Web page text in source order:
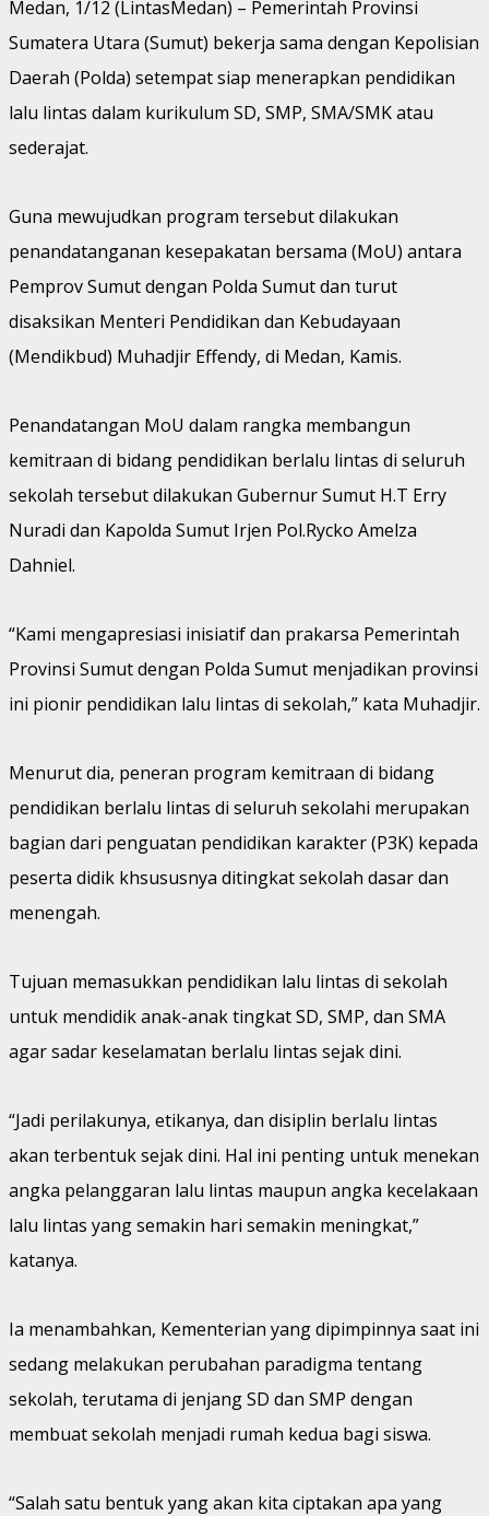
Medan, 1/12 (LintasMedan) – Pemerintah Provinsi
Sumatera Utara (Sumut) bekerja sama dengan Kepolisian
Daerah (Polda) setempat siap menerapkan pendidikan
lalu lintas dalam kurikulum SD, SMP, SMA/SMK atau
sederajat.
Guna mewujudkan program tersebut dilakukan
penandatanganan kesepakatan bersama (MoU) antara
Pemprov Sumut dengan Polda Sumut dan turut
disaksikan Menteri Pendidikan dan Kebudayaan
(Mendikbud) Muhadjir Effendy, di Medan, Kamis.
Penandatangan MoU dalam rangka membangun
kemitraan di bidang pendidikan berlalu lintas di seluruh
sekolah tersebut dilakukan Gubernur Sumut H.T Erry
Nuradi dan Kapolda Sumut Irjen Pol.Rycko Amelza
Dahniel.
“Kami mengapresiasi inisiatif dan prakarsa Pemerintah
Provinsi Sumut dengan Polda Sumut menjadikan provinsi
ini pionir pendidikan lalu lintas di sekolah,” kata Muhadjir.
Menurut dia, peneran program kemitraan di bidang
pendidikan berlalu lintas di seluruh sekolahi merupakan
bagian dari penguatan pendidikan karakter (P3K) kepada
peserta didik khsususnya ditingkat sekolah dasar dan
menengah.
Tujuan memasukkan pendidikan lalu lintas di sekolah
untuk mendidik anak-anak tingkat SD, SMP, dan SMA
agar sadar keselamatan berlalu lintas sejak dini.
“Jadi perilakunya, etikanya, dan disiplin berlalu lintas
akan terbentuk sejak dini. Hal ini penting untuk menekan
angka pelanggaran lalu lintas maupun angka kecelakaan
lalu lintas yang semakin hari semakin meningkat,”
katanya.
Ia menambahkan, Kementerian yang dipimpinnya saat ini
sedang melakukan perubahan paradigma tentang
sekolah, terutama di jenjang SD dan SMP dengan
membuat sekolah menjadi rumah kedua bagi siswa.
“Salah satu bentuk yang akan kita ciptakan apa yang